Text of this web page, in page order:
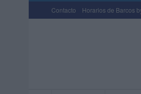
Contacto Horarios de Barcos